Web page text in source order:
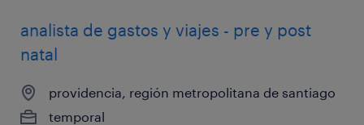
analista de gastos y viajes - pre y post
natal
providencia, región metropolitana de santiago
temporal